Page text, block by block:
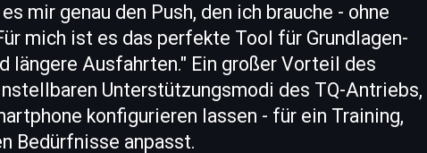
mir genau den Push, den ich brauche - ohne
mich ist es das perfekte Tool für Grundlagen-
längere Ausfahrten." Ein großer Vorteil des
Unterstützungsmodi des TQ-Antriebs,
konfigurieren lassen - für ein Training,
Bedürfnisse anpasst.